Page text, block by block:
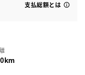
支払総額とは